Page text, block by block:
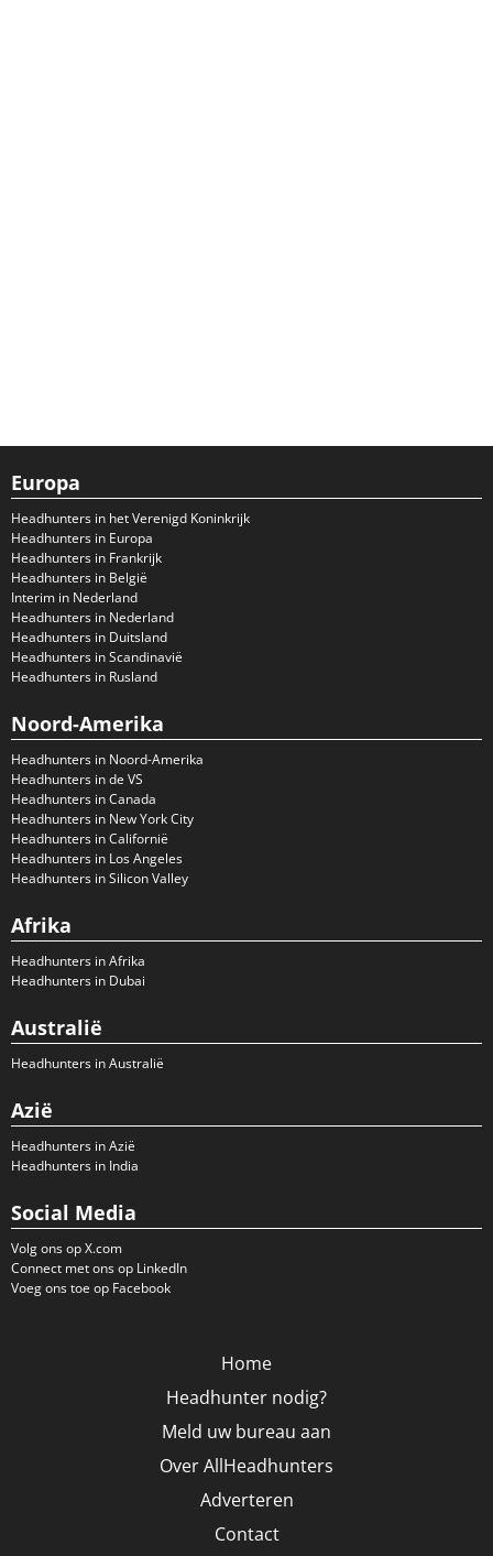
Europa
Headhunters in het Verenigd Koninkrijk
Headhunters in Europa
Headhunters in Frankrijk
Headhunters in België
Interim in Nederland
Headhunters in Nederland
Headhunters in Duitsland
Headhunters in Scandinavië
Headhunters in Rusland
Noord-Amerika
Headhunters in Noord-Amerika
Headhunters in de VS
Headhunters in Canada
Headhunters in New York City
Headhunters in Californië
Headhunters in Los Angeles
Headhunters in Silicon Valley
Afrika
Headhunters in Afrika
Headhunters in Dubai
Australië
Headhunters in Australië
Azië
Headhunters in Azië
Headhunters in India
Social Media
Volg ons op X.com
Connect met ons op LinkedIn
Voeg ons toe op Facebook
Home
Headhunter nodig?
Meld uw bureau aan
Over AllHeadhunters
Adverteren
Contact